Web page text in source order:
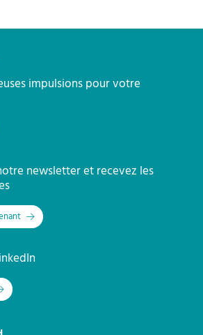
impulsions pour votre
newsletter et recevez les